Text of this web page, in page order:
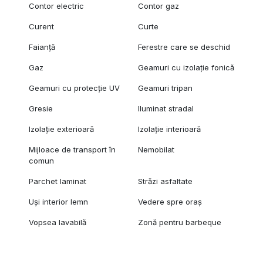
Contor electric Contor gaz
Curent Curte
Faianță Ferestre care se deschid
Gaz Geamuri cu izolație fonică
Geamuri cu protecție UV Geamuri tripan
Gresie Iluminat stradal
Izolație exterioară Izolație interioară
Mijloace de transport în
comun
Nemobilat
Parchet laminat Străzi asfaltate
Uși interior lemn Vedere spre oraș
Vopsea lavabilă Zonă pentru barbeque